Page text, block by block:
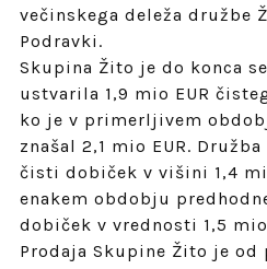
večinskega deleža družbe
Podravki.
Skupina Žito je do konca
ustvarila 1,9 mio EUR
ko je v primerljivem
znašal 2,1 mio EUR.
čisti dobiček v višini 1,4
enakem obdobju
dobiček v vrednosti 1,5 mio
Prodaja Skupine Žito je